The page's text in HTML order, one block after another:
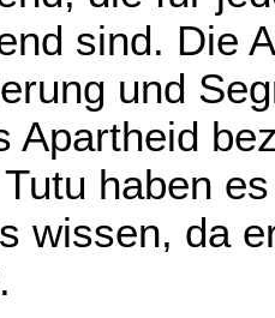
sind. Die
und
Apartheid
haben
wissen, da